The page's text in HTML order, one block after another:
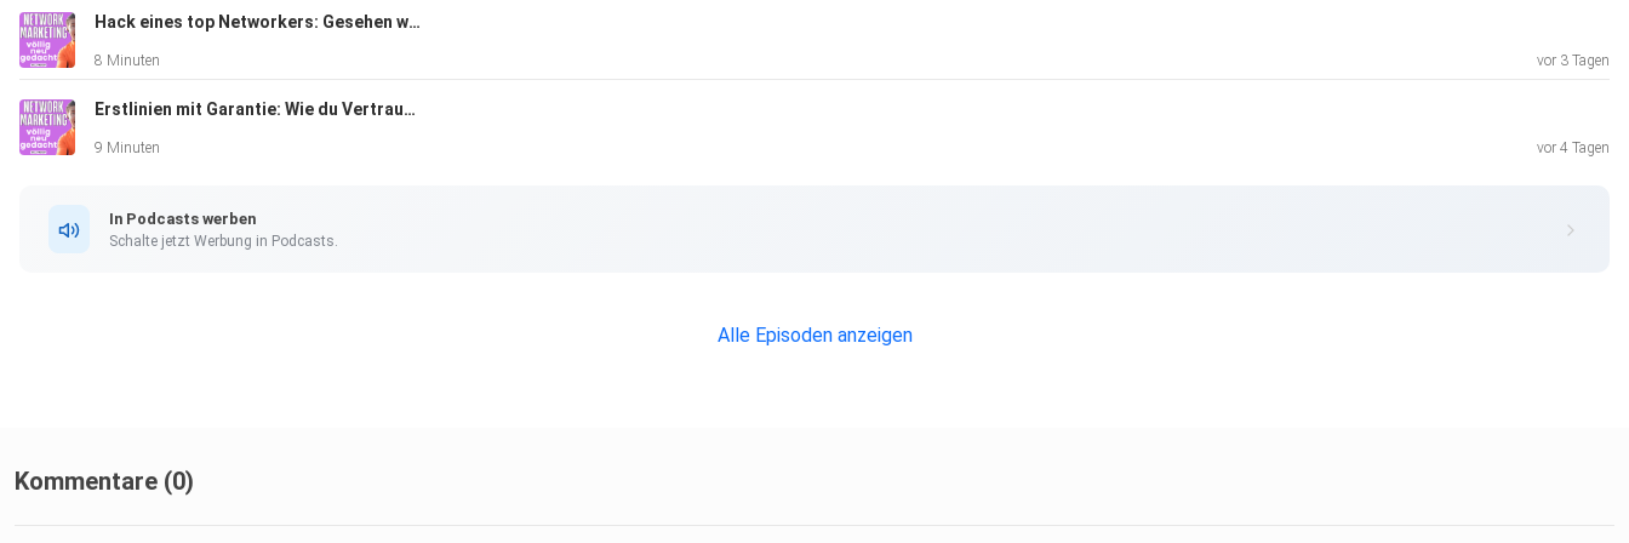
Hack eines top Networkers: Gesehen werden vs. Gefunden werden
8 Minuten vor 3 Tagen
Erstlinien mit Garantie: Wie du Vertrauen bei Fremden aufbaust – ohne tausende Follower
9 Minuten vor 4 Tagen
In Podcasts werben
Schalte jetzt Werbung in Podcasts.
Alle Episoden anzeigen
Kommentare (0)